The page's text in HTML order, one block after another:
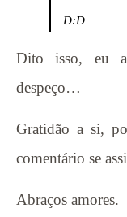
D:D
Dito isso, eu a
despeço…
Gratidão a si,
comentário se
Abraços amores.